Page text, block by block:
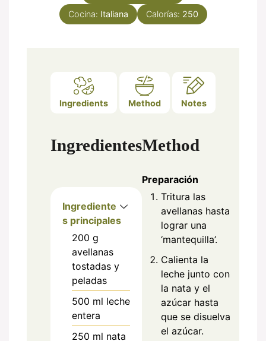
Cocina: Italiana Calorías: 250
Ingredients Method Notes
Ingredientes
Ingrediente
s principales
200 g
avellanas
tostadas y
peladas
500 ml leche
entera
250 ml nata
Method
Preparación
Tritura las
avellanas hasta
lograr una
‘mantequilla’.
Calienta la
leche junto con
la nata y el
azúcar hasta
que se disuelva
el azúcar.